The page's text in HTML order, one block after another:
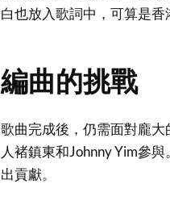
白也放入歌詞中，可算是香
編曲的挑戰
歌曲完成後，仍需面對龐
人褚鎮東和Johnny Yim參
出貢獻。